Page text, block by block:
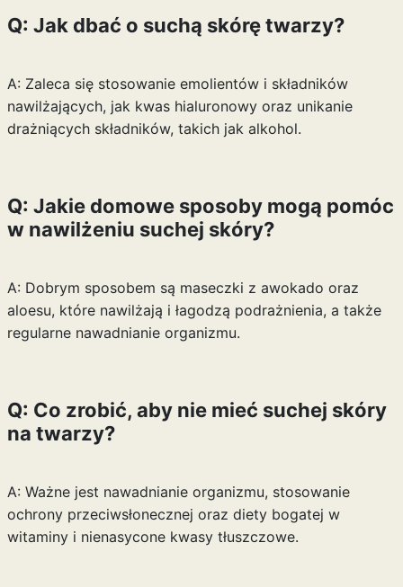
Q: Jak dbać o suchą skórę twarzy?
A: Zaleca się stosowanie emolientów i składników
nawilżających, jak kwas hialuronowy oraz unikanie
drażniących składników, takich jak alkohol.
Q: Jakie domowe sposoby mogą pomóc
w nawilżeniu suchej skóry?
A: Dobrym sposobem są maseczki z awokado oraz
aloesu, które nawilżają i łagodzą podrażnienia, a także
regularne nawadnianie organizmu.
Q: Co zrobić, aby nie mieć suchej skóry
na twarzy?
A: Ważne jest nawadnianie organizmu, stosowanie
ochrony przeciwsłonecznej oraz diety bogatej w
witaminy i nienasycone kwasy tłuszczowe.